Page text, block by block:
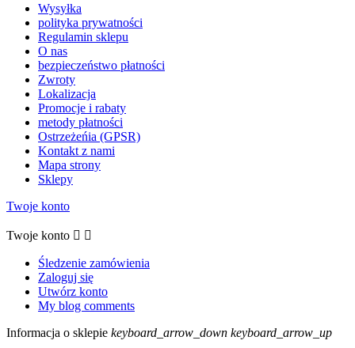
Wysyłka
polityka prywatności
Regulamin sklepu
O nas
bezpieczeństwo płatności
Zwroty
Lokalizacja
Promocje i rabaty
metody płatności
Ostrzeżeńia (GPSR)
Kontakt z nami
Mapa strony
Sklepy
Twoje konto
Twoje konto  
Śledzenie zamówienia
Zaloguj się
Utwórz konto
My blog comments
Informacja o sklepie keyboard_arrow_down keyboard_arrow_up